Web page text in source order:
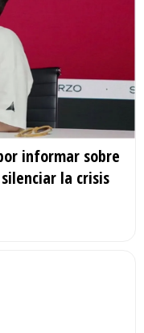
informar sobre
la crisis